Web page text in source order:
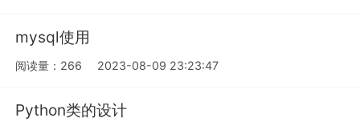
mysql使用
阅读量：266 2023-08-09 23:23:47
Python类的设计